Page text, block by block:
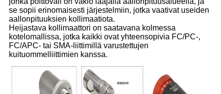
se sopii erinomaisesti järjestelmiin, jotka vaativat useiden
aallonpituuksien kollimaatiota.
Heijastava kollimaattori on saatavana kolmessa
kotelomallissa, jotka kaikki ovat yhteensopivia FC/PC-,
FC/APC- tai SMA-liittimillä varustettujen
kuituommelliittimien kanssa.